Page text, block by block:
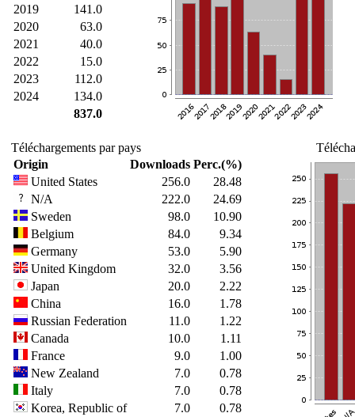
2019
141.0
2020
63.0
2021
40.0
2022
15.0
2023
112.0
2024
134.0
837.0
Téléchargements par pays
Origin
Downloads Perc.(%)
United States
256.0
28.48
N/A
222.0
24.69
Sweden
98.0
10.90
Belgium
84.0
9.34
Germany
53.0
5.90
United Kingdom
32.0
3.56
Japan
20.0
2.22
China
16.0
1.78
Russian Federation
11.0
1.22
Canada
10.0
1.11
France
9.0
1.00
New Zealand
7.0
0.78
Italy
7.0
0.78
Korea, Republic of
7.0
0.78